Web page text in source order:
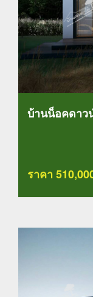
บ้านน็อคดาว
ราคา